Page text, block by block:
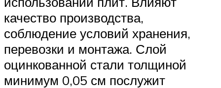
качество производства,
соблюдение условий хранения,
перевозки и монтажа. Слой
оцинкованной стали толщиной
минимум 0,05 см послужит